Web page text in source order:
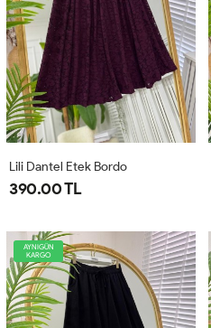
Lili Dantel Etek Bordo
390.00 TL
AYNIGÜN
KARGO